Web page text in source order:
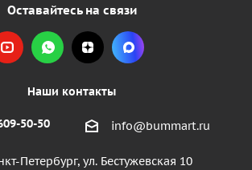
Оставайтесь на связи
Наши контакты
50-50 info@bummart.ru
Петербург, ул. Бестужевская 10